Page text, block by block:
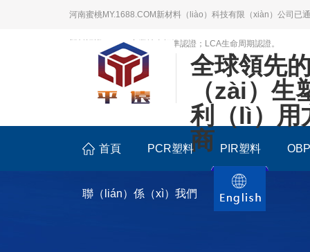
河南蜜桃MY.1688.COM新材料（liào）科技有限（xiàn）公司
塑料認證；BSCI商業社會標準認證；LCA生命周期認證。
全球領先
（zài）生
利（lì）用
商
首頁 PCR塑料 PIR塑料
聯（lián）係（xì）我們